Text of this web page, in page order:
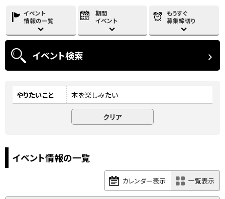
イベント
情報の一覧
期間
イベント
もうすぐ
募集締切り
イベント検索
やりたいこと 本を楽しみたい
イベント情報の一覧
カレンダー表示 一覧表示